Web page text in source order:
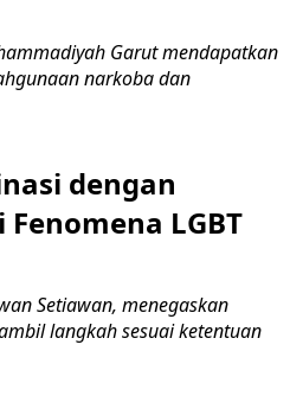
Garut mendapatkan
narkoba dan
dengan
LGBT
Setiawan, menegaskan
langkah sesuai ketentuan